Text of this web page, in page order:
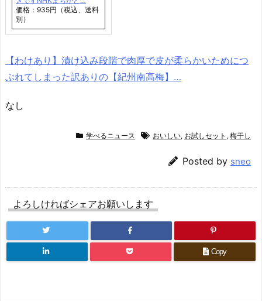
価格：935円（税込、送料
別）
【わけあり】漬け込み段階で肉厚で皮が柔らかいためにつ
ぶれてしまった訳ありの【紀州南高梅】…
なし
学べるニュース おいしい, お試しセット , 梅干し
Posted by sneo
よろしければシェアお願いします
Copy